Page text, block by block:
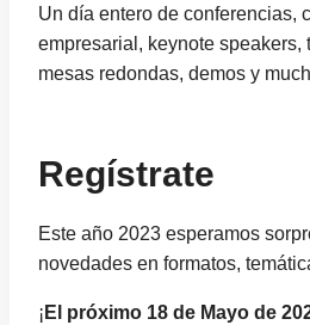
Un día entero de conferencias,
empresarial, keynote speakers,
mesas redondas, demos y
Regístrate
Este año 2023 esperamos
novedades en formatos,
¡ El próximo 18 de Mayo de